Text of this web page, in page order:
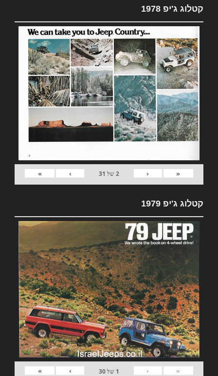
קטלוג ג'יפ 1978
«
‹
2של 31
›
»
קטלוג ג'יפ 1979
«
‹
1 של30
›
»